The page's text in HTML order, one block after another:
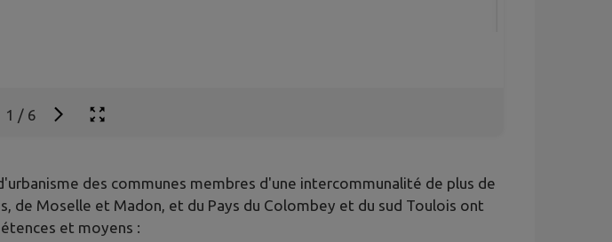
1 / 6
des communes membres d'une intercommunalité de plus de
de Moselle et Madon, et du Pays du Colombey et du sud Toulois ont
et moyens :